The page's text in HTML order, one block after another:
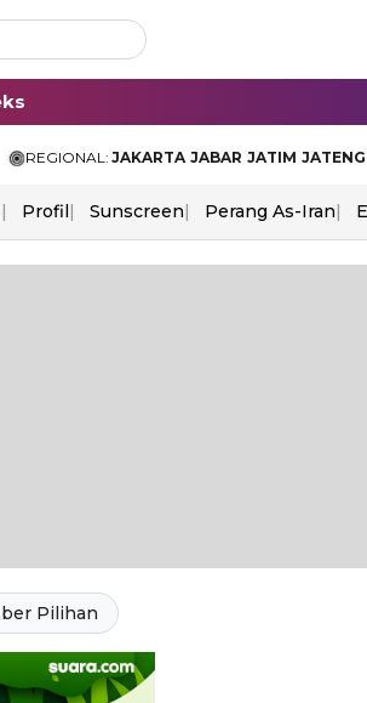
REGIONAL: JAKARTA JABAR JATIM JATENG
Profil Sunscreen Perang As-Iran
Pilihan